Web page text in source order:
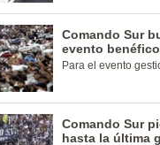
Comando Sur
evento benéfico
Para el evento
Comando Sur
hasta la última